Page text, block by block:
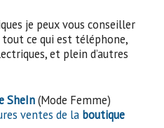
je peux vous conseiller
ce qui est téléphone,
et plein d’autres
SheIn(Mode Femme)
ventes de la boutique